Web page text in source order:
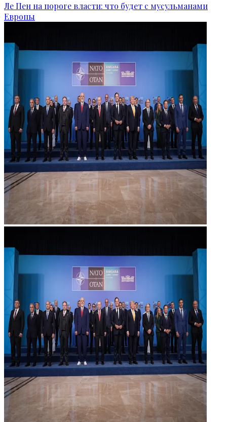
Ле Пен на пороге власти: что будет с мусульманами
Европы